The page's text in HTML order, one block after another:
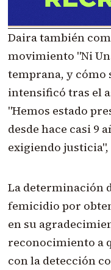
Daira también
movimiento "Ni
temprana, y cómo
intensificó tras el
"Hemos estado
desde hace casi 9
exigiendo
La determinación
femicidio por
en su
reconocimiento a
con la detección